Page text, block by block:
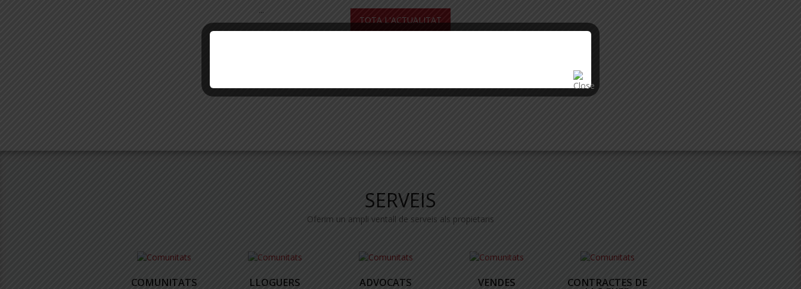
...
...
TOTA L'ACTUALITAT
SERVEIS
Oferim un ampli ventall de serveis als propietaris
COMUNITATS LLOGUERS ADVOCATS VENDES CONTRACTES DE